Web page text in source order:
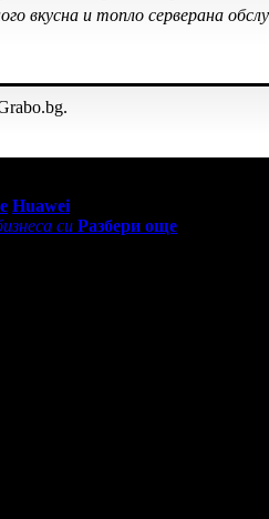
вкусна и топло серверана
Huawei
си Разбери още